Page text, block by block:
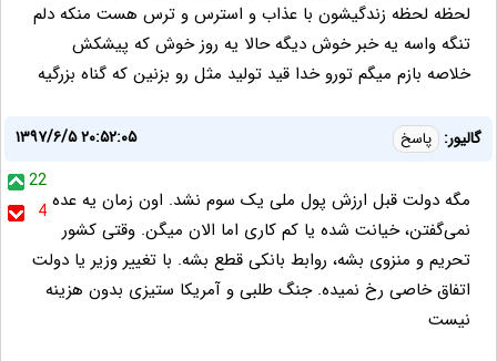
لحظه لحظه زندگیشون با عذاب و استرس و ترس هست منکه دلم
تنگه واسه یه خبر خوش دیگه حالا یه روز خوش که پیشکش
خلاصه بازم میگم تورو خدا قید تولید مثل رو بزنین که گناه بزرگیه
گالیور: پاسخ
۱۳۹۷/۶/۵ ۲۰:۵۲:۰۵
22
4 مگه دولت قبل ارزش پول ملی یک سوم نشد. اون زمان یه عده
نمی‌گفتن، خیانت شده یا کم کاری اما الان میگن. وقتی کشور
تحریم و منزوی بشه، روابط بانکی قطع بشه. با تغییر وزیر یا دولت
اتفاق خاصی رخ نمیده. جنگ طلبی و آمریکا ستیزی بدون هزینه
نیست